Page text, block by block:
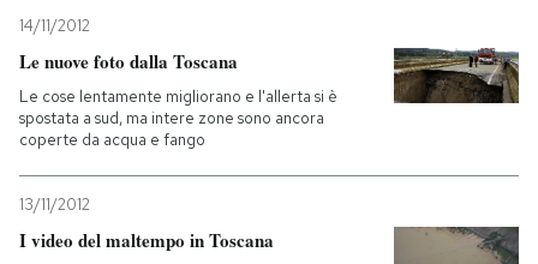
14/11/2012
Le nuove foto dalla Toscana
Le cose lentamente migliorano e l'allerta si è
spostata a sud, ma intere zone sono ancora
coperte da acqua e fango
13/11/2012
I video del maltempo in Toscana